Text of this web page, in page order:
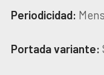
Periodicidad:
Portada variante: